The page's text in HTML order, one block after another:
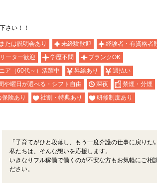
さい！！
たは説明会あり 未経験歓迎
経験者・有資格者
ーター歓迎 学歴不問
ブランクOK
ア（60代～）活躍中 昇給あり
週払い
や曜日が選べる・シフト自由 深夜
禁煙・分煙
保険あり 社割・特典あり
研修制度あり
「子育てがひと段落し、もう一度介護の仕事に戻りたい
私たちは、そんな想いを応援します。
いきなりフル稼働で働くのが不安な方もお気軽にご相
ださい。